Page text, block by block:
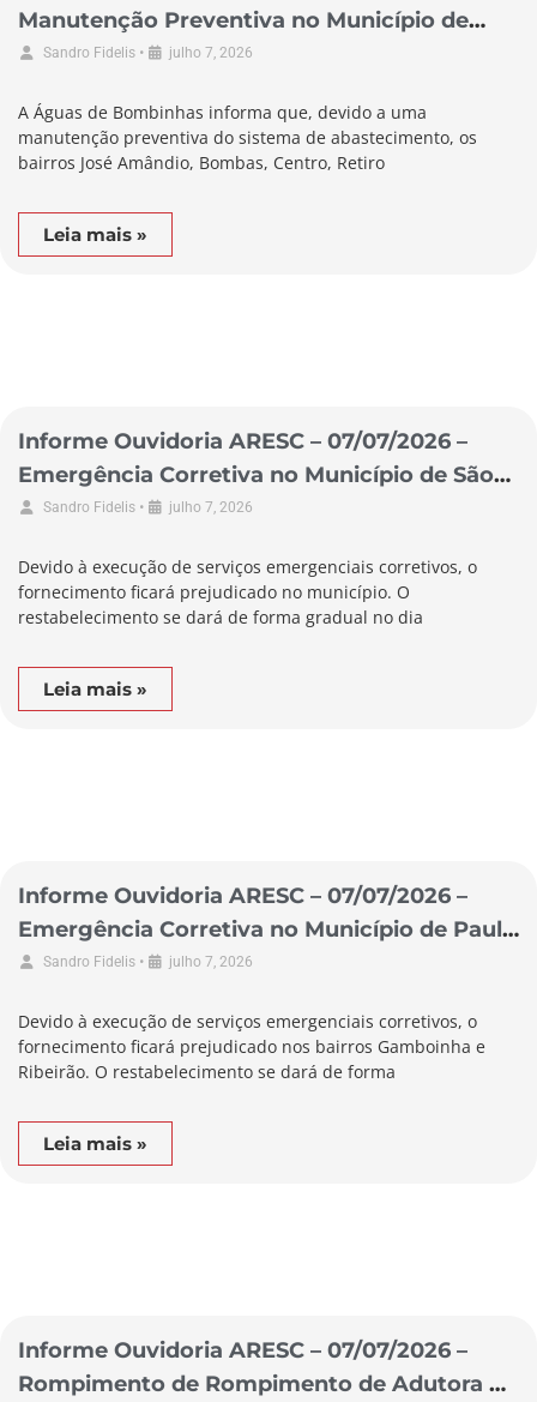
Manutenção Preventiva no Município de
Bombinhas
Sandro Fidelis • julho 7, 2026
A Águas de Bombinhas informa que, devido a uma
manutenção preventiva do sistema de abastecimento, os
bairros José Amândio, Bombas, Centro, Retiro
Leia mais »
Informe Ouvidoria ARESC – 07/07/2026 –
Emergência Corretiva no Município de São
Lourenço do Oeste
Sandro Fidelis • julho 7, 2026
Devido à execução de serviços emergenciais corretivos, o
fornecimento ficará prejudicado no município. O
restabelecimento se dará de forma gradual no dia
Leia mais »
Informe Ouvidoria ARESC – 07/07/2026 –
Emergência Corretiva no Município de Paulo
Lopes
Sandro Fidelis • julho 7, 2026
Devido à execução de serviços emergenciais corretivos, o
fornecimento ficará prejudicado nos bairros Gamboinha e
Ribeirão. O restabelecimento se dará de forma
Leia mais »
Informe Ouvidoria ARESC – 07/07/2026 –
Rompimento de Rompimento de Adutora no